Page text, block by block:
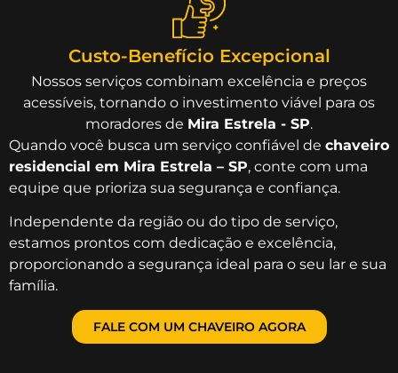
Custo-Benefício Excepcional
Nossos serviços combinam excelência e preços
acessíveis, tornando o investimento viável para os
moradores de Mira Estrela - SP.
Quando você busca um serviço confiável de chaveiro
residencial em Mira Estrela – SP, conte com uma
equipe que prioriza sua segurança e confiança.
Independente da região ou do tipo de serviço,
estamos prontos com dedicação e excelência,
proporcionando a segurança ideal para o seu lar e sua
família.
FALE COM UM CHAVEIRO AGORA